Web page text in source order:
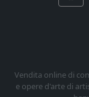
Vendita online di
e opere d'arte di